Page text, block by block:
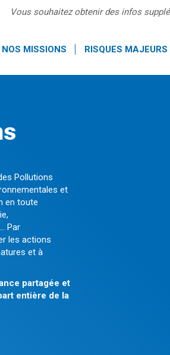
Vous souhaitez obtenir des infos
NOS MISSIONS RISQUES
Pollutions
et
en toute
Par
les actions
et à
partagée et
entière de la